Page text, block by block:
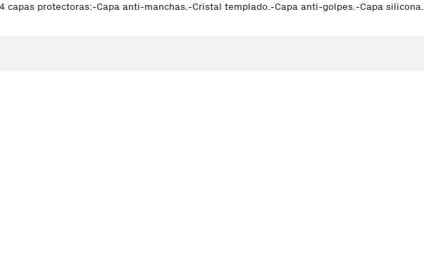
capas protectoras:-Capa anti-manchas.-Cristal templado.-Capa anti-golpes.-Capa silicona.